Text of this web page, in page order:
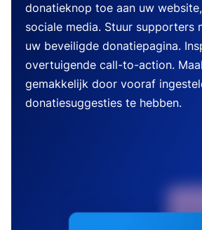
donatieknop toe aan uw
sociale media. Stuur supporters
uw beveiligde donatiepagina.
overtuigende call-to-action.
gemakkelijk door vooraf
donatiesuggesties te hebben.